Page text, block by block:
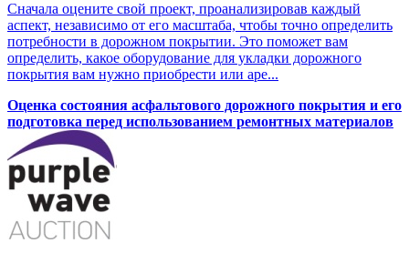
Сначала оцените свой проект, проанализировав каждый
аспект, независимо от его масштаба, чтобы точно определить
потребности в дорожном покрытии. Это поможет вам
определить, какое оборудование для укладки дорожного
покрытия вам нужно приобрести или аре...
Оценка состояния асфальтового дорожного покрытия и его
подготовка перед использованием ремонтных материалов